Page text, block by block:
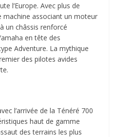
l’Europe. Avec plus de
machine associant un moteur
un châssis renforcé
en tête des
Adventure. La mythique
des pilotes avides
l’arrivée de la Ténéré 700
haut de gamme
des terrains les plus